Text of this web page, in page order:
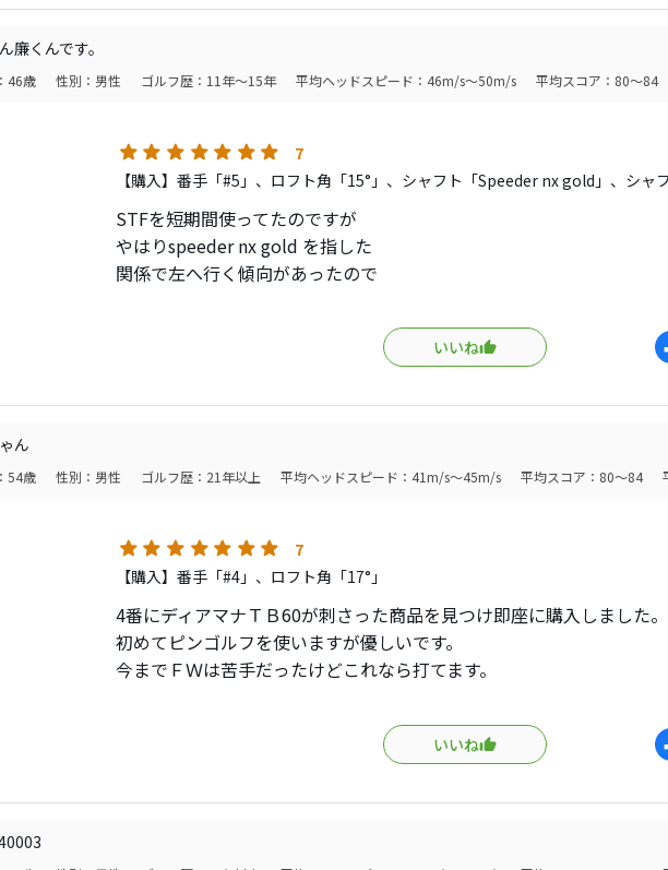
廉くんです。
46歳 性別：男性 ゴルフ歴：11年～15年 平均ヘッドスピード：46m/s～50m/s 平均スコア：80～84
7
【購入】番手「#5」、ロフト角「15°」、シャフト「Speeder nx gold」、シャフ
STFを短期間使ってたのですが
やはりspeeder nx gold を指した
関係で左へ行く傾向があったので
変更しました。
すればよかったです...。
いいね
ん
54歳 性別：男性 ゴルフ歴：21年以上 平均ヘッドスピード：41m/s～45m/s 平均スコア：80～84
7
【購入】番手「#4」、ロフト角「17°」
4番にディアマナＴＢ60が刺さった商品を見つけ即座に購入しました。
初めてピンゴルフを使いますが優しいです。
今までＦＷは苦手だったけどこれなら打てます。
価格は高いですが購入して良かったです。
いいね